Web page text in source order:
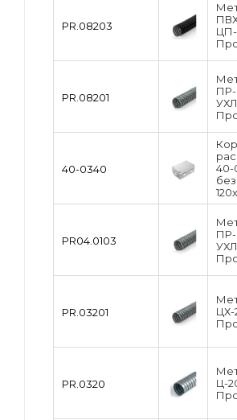
PR.08203
ЦП-
PR.08201
ПР-
40-0340
40-
PR04.0103
ПР-
PR.03201
ЦХ-
PR.0320
Ц-